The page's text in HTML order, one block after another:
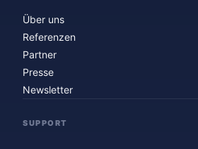
Über uns
Referenzen
Partner
Presse
Newsletter
SUPPORT